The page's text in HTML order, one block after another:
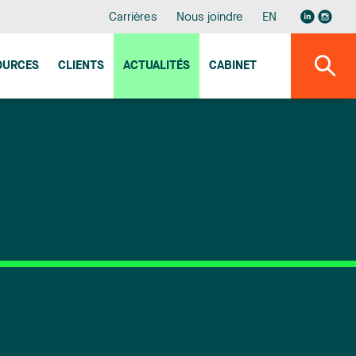
Carrières Nous joindre EN
CLIENTS ACTUALITÉS CABINET